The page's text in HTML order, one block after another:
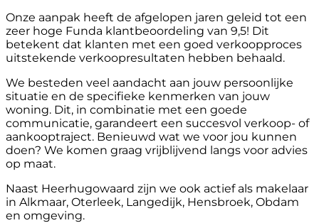
Onze aanpak heeft de afgelopen jaren geleid tot een
zeer hoge Funda klantbeoordeling van 9,5! Dit
betekent dat klanten met een goed verkoopproces
uitstekende verkoopresultaten hebben behaald.
We besteden veel aandacht aan jouw persoonlijke
situatie en de specifieke kenmerken van jouw
woning. Dit, in combinatie met een goede
communicatie, garandeert een succesvol verkoop- of
aankooptraject. Benieuwd wat we voor jou kunnen
doen? We komen graag vrijblijvend langs voor advies
op maat.
Naast Heerhugowaard zijn we ook actief als makelaar
in Alkmaar, Oterleek, Langedijk, Hensbroek, Obdam
en omgeving.